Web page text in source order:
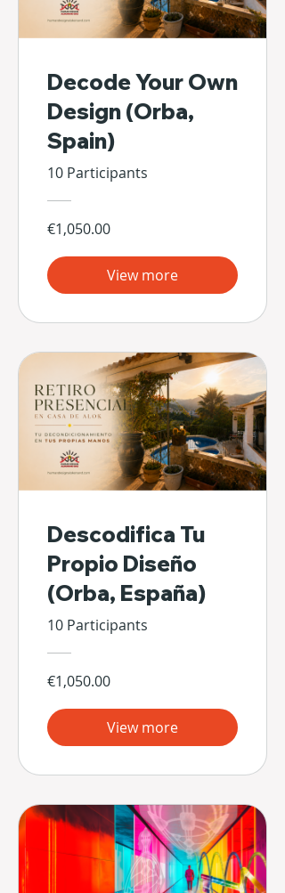
Decode Your Own
Design (Orba,
Spain)
10 Participants
€1,050.00
View more
Descodifica Tu
Propio Diseño
(Orba, España)
10 Participants
€1,050.00
View more